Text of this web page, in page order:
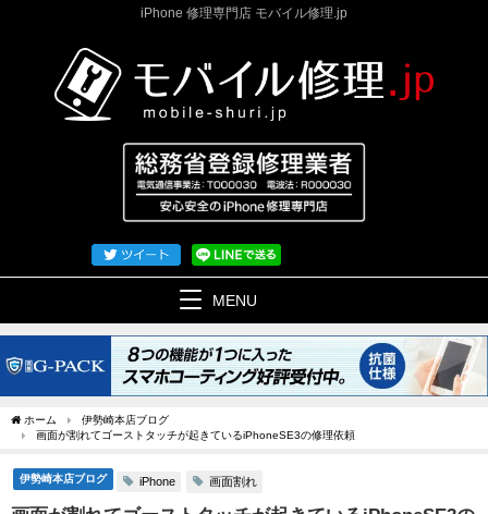
iPhone 修理専門店 モバイル修理.jp
MENU
ホーム
伊勢崎本店ブログ
画面が割れてゴーストタッチが起きているiPhoneSE3の修理依頼
伊勢崎本店ブログ iPhone 画面割れ